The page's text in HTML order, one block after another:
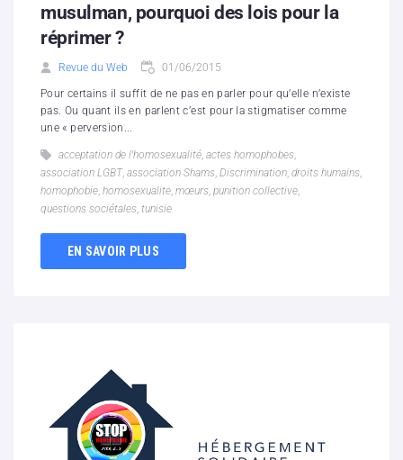
musulman, pourquoi des lois pour la
réprimer ?
Revue du Web 01/06/2015
Pour certains il suffit de ne pas en parler pour qu’elle n’existe
pas. Ou quant ils en parlent c’est pour la stigmatiser comme
une « perversion...
acceptation de l'homosexualité, actes homophobes,
association LGBT, association Shams, Discrimination, droits humains,
homophobie, homosexualite, mœurs, punition collective,
questions sociétales, tunisie
EN SAVOIR PLUS